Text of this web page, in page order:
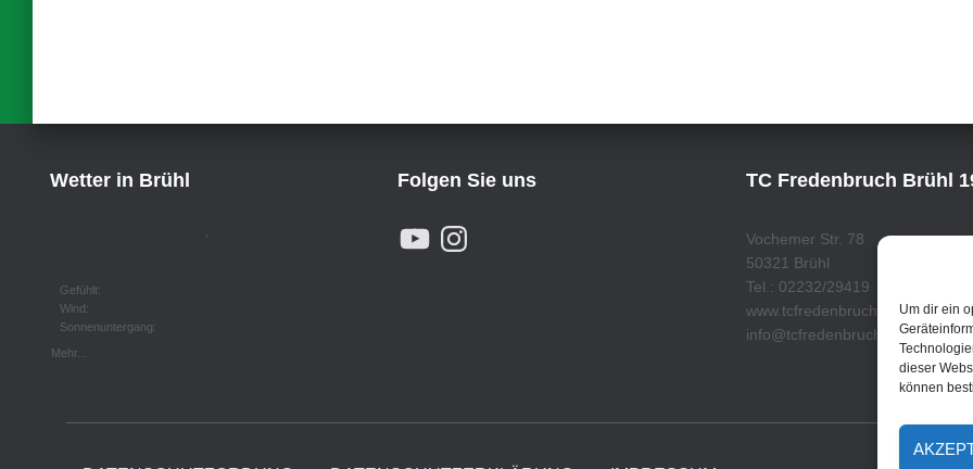
Um dir ein
dieser
können
Wetter in Brühl
,
Gefühlt:
Wind:
Sonnenuntergang:
Mehr...
Folgen Sie uns
Y
O
N
TC Fredenbruch Brühl
Vochemer Str. 78
50321 Brühl
Tel.: 02232/29419
www.tcfredenbruch.de
info@tcfredenbruch.de